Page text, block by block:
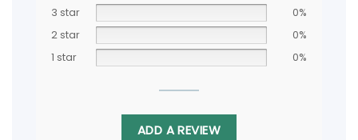
3 star
0%
2 star
0%
1 star
0%
ADD A REVIEW